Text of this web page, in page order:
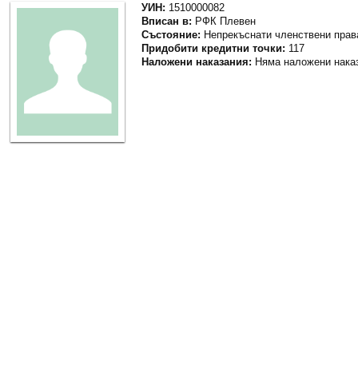
УИН: 1510000082
Вписан в: РФК Плевен
Състояние: Непрекъснати членствени
Придобити кредитни точки: 117
Наложени наказания: Няма наложени